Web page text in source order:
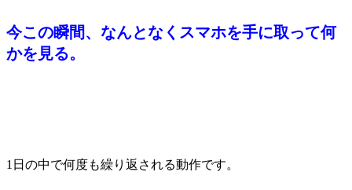
今この瞬間、なんとなくスマホを手に取って何
かを見る。
1日の中で何度も繰り返される動作です。